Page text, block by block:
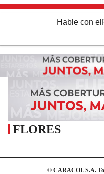
Hable con el
FLORES
© CARACOL S.A.